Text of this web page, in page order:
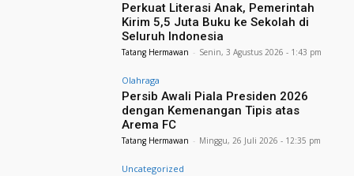
Perkuat Literasi Anak, Pemerintah
Kirim 5,5 Juta Buku ke Sekolah di
Seluruh Indonesia
Tatang Hermawan - Senin, 3 Agustus 2026 - 1:43 pm
Olahraga
Persib Awali Piala Presiden 2026
dengan Kemenangan Tipis atas
Arema FC
Tatang Hermawan - Minggu, 26 Juli 2026 - 12:35 pm
Uncategorized